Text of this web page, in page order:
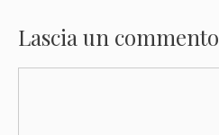
Lascia un commento